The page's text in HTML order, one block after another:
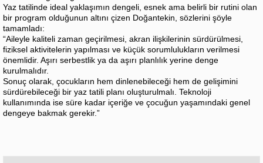
Yaz tatilinde ideal yaklaşımın dengeli, esnek ama belirli bir rutini olan
bir program olduğunun altını çizen Doğantekin, sözlerini şöyle
tamamladı:
“Aileyle kaliteli zaman geçirilmesi, akran ilişkilerinin sürdürülmesi,
fiziksel aktivitelerin yapılması ve küçük sorumlulukların verilmesi
önemlidir. Aşırı serbestlik ya da aşırı planlılık yerine denge
kurulmalıdır.
Sonuç olarak, çocukların hem dinlenebileceği hem de gelişimini
sürdürebileceği bir yaz tatili planı oluşturulmalı. Teknoloji
kullanımında ise süre kadar içeriğe ve çocuğun yaşamındaki genel
dengeye bakmak gerekir.”